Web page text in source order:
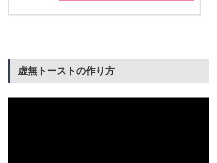
虚無トーストの作り方